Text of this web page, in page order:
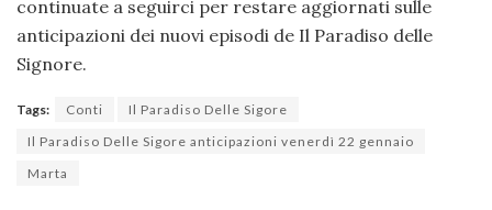
continuate a seguirci per restare aggiornati sulle
anticipazioni dei nuovi episodi de Il Paradiso delle
Signore.
Tags: Conti
Il Paradiso Delle Sigore
Il Paradiso Delle Sigore anticipazioni venerdì 22 gennaio
Marta